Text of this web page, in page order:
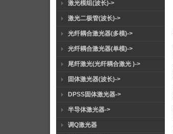
激光模组(波长)->
激光二极管(波长)->
光纤耦合激光器(多模)->
光纤耦合激光器(单模)->
尾纤激光(光纤耦合激光 )->
固体激光器(波长)->
DPSS固体激光器->
半导体激光器->
调Q激光器